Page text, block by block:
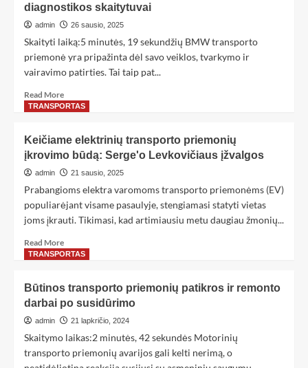
diagnostikos skaitytuvai
admin 26 sausio, 2025
Skaityti laiką:5 minutės, 19 sekundžių BMW transporto
priemonė yra pripažinta dėl savo veiklos, tvarkymo ir
vairavimo patirties. Tai taip pat...
Read More
TRANSPORTAS
Keičiame elektrinių transporto priemonių
įkrovimo būdą: Serge'o Levkovičiaus įžvalgos
admin 21 sausio, 2025
Prabangioms elektra varomoms transporto priemonėms (EV)
populiarėjant visame pasaulyje, stengiamasi statyti vietas
joms įkrauti. Tikimasi, kad artimiausiu metu daugiau žmonių...
Read More
TRANSPORTAS
Būtinos transporto priemonių patikros ir remonto
darbai po susidūrimo
admin 21 lapkričio, 2024
Skaitymo laikas:2 minutės, 42 sekundės Motorinių
transporto priemonių avarijos gali kelti nerimą, o